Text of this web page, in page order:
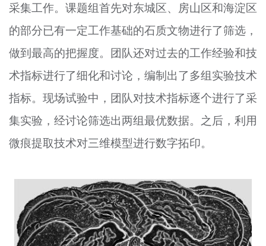
采集工作。课题组首先对东城区、房山区和海淀区
的部分已有一定工作基础的石质文物进行了筛选，
做到最高的把握度。团队还对过去的工作经验和技
术指标进行了细化和讨论，编制出了多组实验技术
指标。现场试验中，团队对技术指标逐个进行了采
集实验，经讨论筛选出两组最优数据。之后，利用
微痕提取技术对三维模型进行数字拓印。